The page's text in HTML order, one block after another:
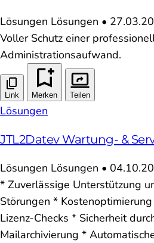
Lösungen Lösungen •
Voller Schutz einer
Administrationsaufwand.
Link Merken Teilen
Lösungen
JTL2Datev Wartung- &
Lösungen Lösungen •
* Zuverlässige Unterstützung
Störungen *
Lizenz-Checks * Sicherheit
Mailarchivierung *